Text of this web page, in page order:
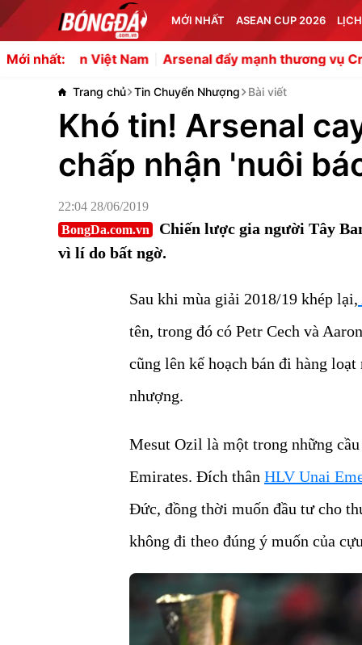
MỚI NHẤT ASEAN CUP 2026
Mới nhất:
Nam Arsenal đẩy mạnh thương vụ Cristian Romero
Trang chủ Tin Chuyển Nhượng Bài viết
Khó tin! Arsenal
chấp nhận 'nuôi
22:04 28/06/2019
BongDa.com.vn
Chiến lược gia người Tây
vì lí do bất ngờ.
Sau khi mùa giải 2018/19 khép lại,
tên, trong đó có Petr Cech và
cũng lên kế hoạch bán đi hàng
nhượng.
Mesut Ozil là một trong những
Emirates. Đích thân HLV Unai
Đức, đồng thời muốn đầu tư cho
không đi theo đúng ý muốn của